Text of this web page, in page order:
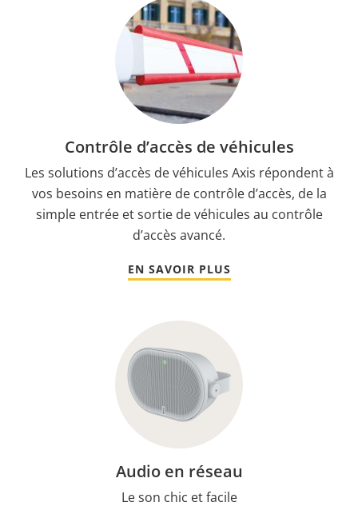
Contrôle d’accès de véhicules
Les solutions d’accès de véhicules Axis répondent à
vos besoins en matière de contrôle d’accès, de la
simple entrée et sortie de véhicules au contrôle
d’accès avancé.
EN SAVOIR PLUS
Audio en réseau
Le son chic et facile